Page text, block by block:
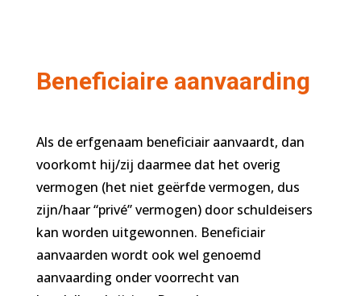
Beneficiaire aanvaarding
Als de erfgenaam beneficiair aanvaardt, dan
voorkomt hij/zij daarmee dat het overig
vermogen (het niet geërfde vermogen, dus
zijn/haar “privé” vermogen) door schuldeisers
kan worden uitgewonnen. Beneficiair
aanvaarden wordt ook wel genoemd
aanvaarding onder voorrecht van